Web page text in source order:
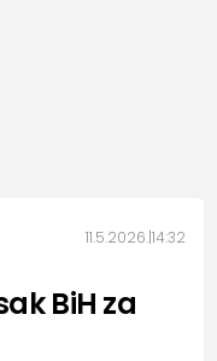
11.5.2026. 14:32
BiH za